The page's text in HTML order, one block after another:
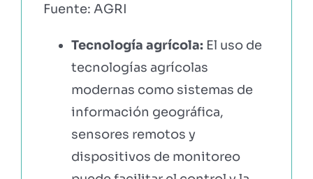
Fuente: AGRI
Tecnología agrícola: El uso de
tecnologías agrícolas
modernas como sistemas de
información geográfica,
sensores remotos y
dispositivos de monitoreo